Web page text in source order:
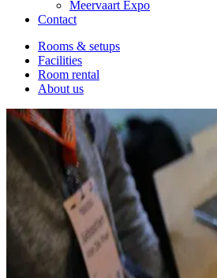
Meervaart Expo
Contact
Rooms & setups
Facilities
Room rental
About us